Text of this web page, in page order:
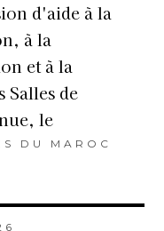
d'aide à la
à la
et à la
Salles de
le
DU MAROC